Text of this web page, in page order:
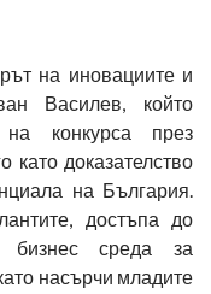
на иновациите и
Василев, който
на конкурса през
като доказателство
на България.
достъпа до
бизнес среда за
насърчи младите